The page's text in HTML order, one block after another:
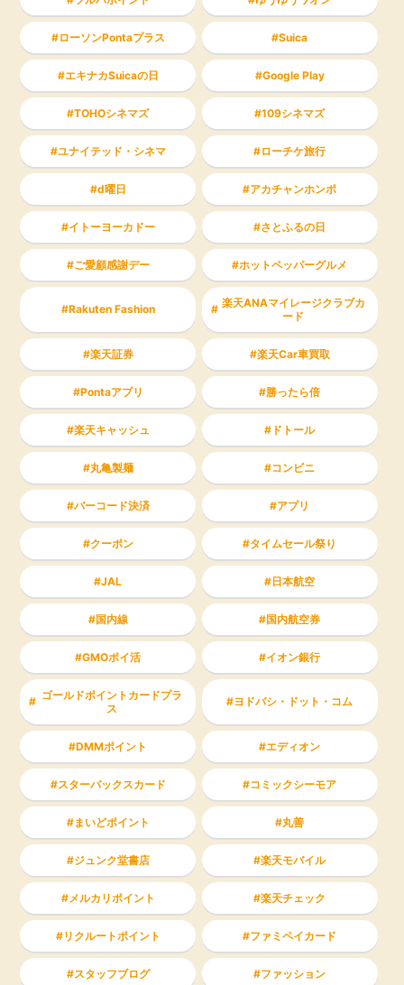
ローソンPontaプラス Suica
エキナカSuicaの日 Google Play
TOHOシネマズ 109シネマズ
ユナイテッド・シネマ ローチケ旅行
d曜日 アカチャンホンポ
イトーヨーカドー さとふるの日
ご愛顧感謝デー ホットペッパーグルメ
Rakuten Fashion
楽天ANAマイレージクラブカ
ード
楽天証券 楽天Car車買取
Pontaアプリ 勝ったら倍
楽天キャッシュ ドトール
丸亀製麺 コンビニ
バーコード決済 アプリ
クーポン タイムセール祭り
JAL 日本航空
国内線 国内航空券
GMOポイ活 イオン銀行
ゴールドポイントカードプラ
ス
ヨドバシ・ドット・コム
DMMポイント エディオン
スターバックスカード コミックシーモア
まいどポイント 丸善
ジュンク堂書店 楽天モバイル
メルカリポイント 楽天チェック
リクルートポイント ファミペイカード
スタッフブログ ファッション